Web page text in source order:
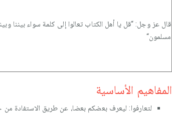
قال عز وجل: “قل يا أهل الكتاب تعالوا إلى كلمة سواء بيننا
مسلمون“
المفاهيم الأساسية
لتعارفوا: ليعرف بعضكم بعضا، عن طريق الاستفادة من